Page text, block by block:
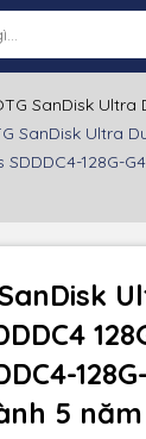
SanDisk Ultra
SanDisk Ultra
128G-
SanDisk
5 năm
s
loại